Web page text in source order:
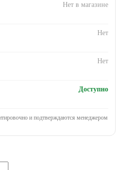
Нет в магазине
Нет
Нет
Доступно
и подтверждаются менеджером